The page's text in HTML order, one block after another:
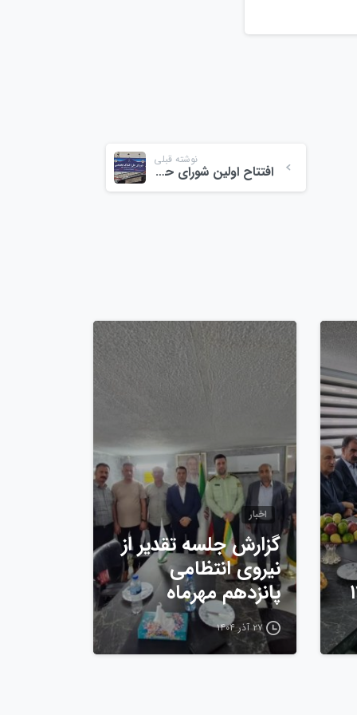
نوشته قبلی
افتتاح اولین شورای حل اختلاف تخصصی در استان گیلان
اخبار
گزارش جلسه تقدیر از
نیروی انتظامی
پانزدهم مهرماه
۲۷ آذر ۱۴۰۴